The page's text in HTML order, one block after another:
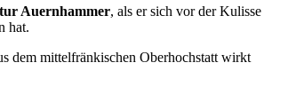
Auernhammer, als er sich vor der Kulisse
hat.
dem mittelfränkischen Oberhochstatt wirkt